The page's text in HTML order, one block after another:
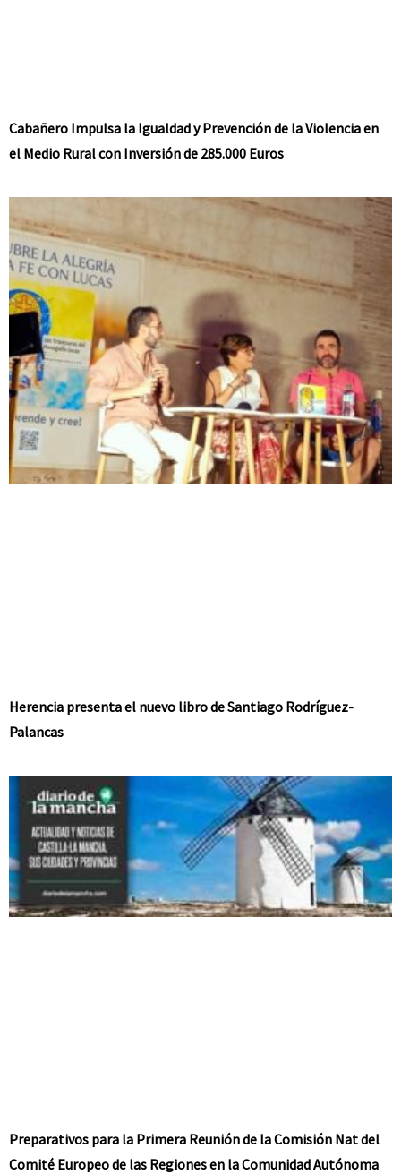
Cabañero Impulsa la Igualdad y Prevención de la Violencia en
el Medio Rural con Inversión de 285.000 Euros
Herencia presenta el nuevo libro de Santiago Rodríguez-
Palancas
Preparativos para la Primera Reunión de la Comisión Nat del
Comité Europeo de las Regiones en la Comunidad Autónoma